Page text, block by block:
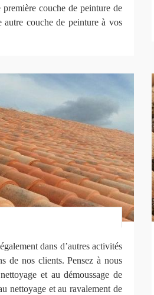
couche de peinture de
autre couche de peinture à vos
dans d’autres activités
de nos clients. Pensez à nous
et au démoussage de
nettoyage et au ravalement de